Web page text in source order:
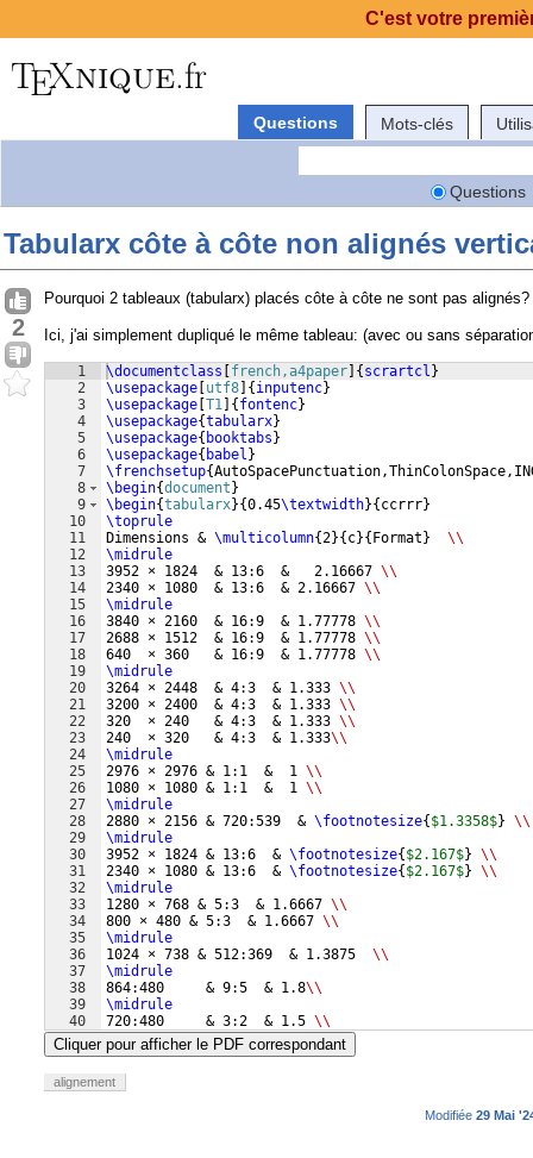
Questions Mots-clés
Questions
Tabularx côte à côte non alignés
2
Pourquoi 2 tableaux (tabularx) placés côte à côte ne sont pas alignés?
Ici, j'ai simplement dupliqué le même tableau: (avec ou sans
1
2
3
4
5
6
7
8
9
10
11
12
13
14
15
16
17
18
19
20
21
22
23
24
25
26
27
28
29
30
31
32
33
34
35
36
37
38
39
40
41
\documentclass french,a4paper { scrartcl }
\usepackage utf8 { inputenc}
\usepackage T1 { fontenc}
\usepackage{tabularx}
\usepackage{ booktabs }
\usepackage{ babel }
\frenchsetup{
\begin{document }
\begin{tabularx}{0.45\textwidth}{ ccrrr}
\toprule
Dimensions & \multicolumn{2}{ c}{ Format }
\\
\midrule
3952 × 1824  & 13:6  &   2.16667 \\
2340 × 1080  & 13:6  & 2.16667 \\
\midrule
3840 × 2160  & 16:9  & 1.77778 \\
2688 × 1512  & 16:9  & 1.77778 \\
640  × 360   & 16:9  & 1.77778 \\
\midrule
3264 × 2448  & 4:3  & 1.333 \\
3200 × 2400  & 4:3  & 1.333 \\
320  × 240   & 4:3  & 1.333 \\
240  × 320   & 4:3  & 1.333\\
\midrule
2976 × 2976 & 1:1  &  1 \\
1080 × 1080 & 1:1  &  1 \\
\midrule
2880 × 2156 & 720:539  & \footnotesize{ $1.3358$} \\
\midrule
3952 × 1824 & 13:6  & \footnotesize{ $2.167$} \\
2340 × 1080 & 13:6  & \footnotesize{ $2.167$} \\
\midrule
1280 × 768 & 5:3  & 1.6667 \\
800 × 480 & 5:3  & 1.6667 \\
\midrule
1024 × 738 & 512:369  & 1.3875 \\
\midrule
864:480     & 9:5  & 1.8\\
\midrule
720:480     & 3:2  & 1.5 \\
\midrule
Cliquer pour afficher le PDF correspondant
alignement
Modifiée 29 Mai
C'est votre